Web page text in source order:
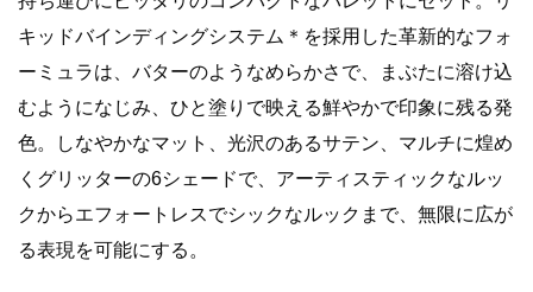
キッドバインディングシステム＊を採用した革新的なフォ
ーミュラは、バターのようなめらかさで、まぶたに溶け込
むようになじみ、ひと塗りで映える鮮やかで印象に残る発
色。しなやかなマット、光沢のあるサテン、マルチに煌め
くグリッターの6シェードで、アーティスティックなルッ
クからエフォートレスでシックなルックまで、無限に広が
る表現を可能にする。